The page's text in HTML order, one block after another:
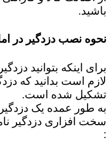
باشید.
نحوه نصب دزدگیر در
برای اینکه بتوانید
لازم است بدانید که
تشکیل شده است.
به طور عمده یک
سخت افزاری دزدگیر
: